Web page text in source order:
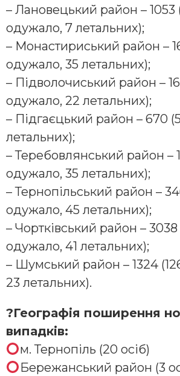
– Лановецький район – 1053
одужало, 7 летальних);
– Монастириський район –
одужало, 35 летальних);
– Підволочиський район –
одужало, 22 летальних);
– Підгаєцький район – 670
летальних);
– Теребовлянський район –
одужало, 35 летальних);
– Тернопільський район –
одужало, 45 летальних);
– Чортківський район –
одужало, 41 летальних);
– Шумський район – 1324
23 летальних).
?Географія поширення
випадків:
м. Тернопіль (20 осіб)
Бережанський район (3